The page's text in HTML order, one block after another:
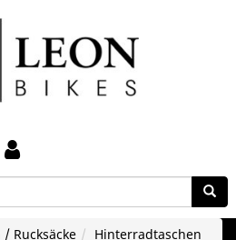
/ Rucksäcke Hinterradtaschen